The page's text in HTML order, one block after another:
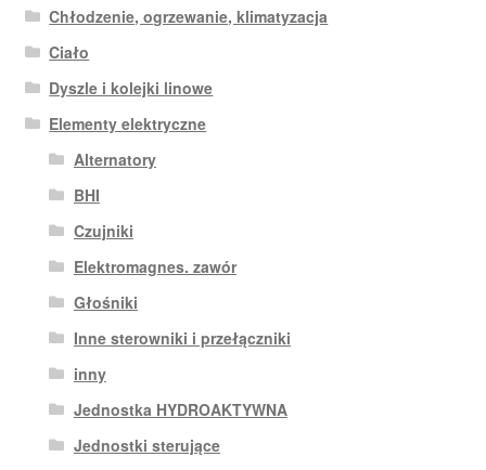
Chłodzenie, ogrzewanie, klimatyzacja
Ciało
Dyszle i kolejki linowe
Elementy elektryczne
Alternatory
BHI
Czujniki
Elektromagnes. zawór
Głośniki
Inne sterowniki i przełączniki
inny
Jednostka HYDROAKTYWNA
Jednostki sterujące